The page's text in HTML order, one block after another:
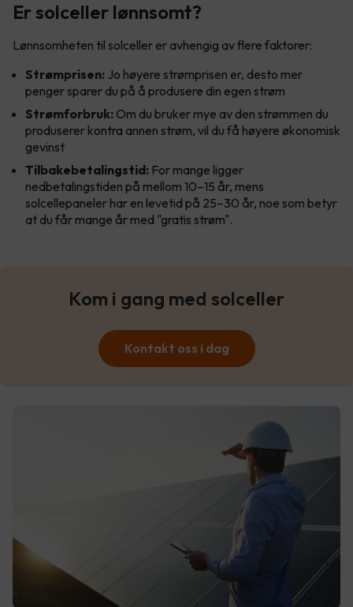
Er solceller lønnsomt?
Lønnsomheten til solceller er avhengig av flere faktorer:
Strømprisen: Jo høyere strømprisen er, desto mer
penger sparer du på å produsere din egen strøm
Strømforbruk: Om du bruker mye av den strømmen du
produserer kontra annen strøm, vil du få høyere økonomisk
gevinst
Tilbakebetalingstid: For mange ligger
nedbetalingstiden på mellom 10–15 år, mens
solcellepaneler har en levetid på 25–30 år, noe som betyr
at du får mange år med "gratis strøm".
Kom i gang med solceller
Kontakt oss i dag